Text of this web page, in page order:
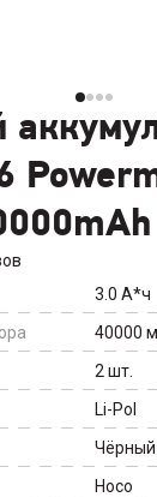
3.0 А*ч
40000
2 шт.
Li-Pol
Чёрный
Hoco